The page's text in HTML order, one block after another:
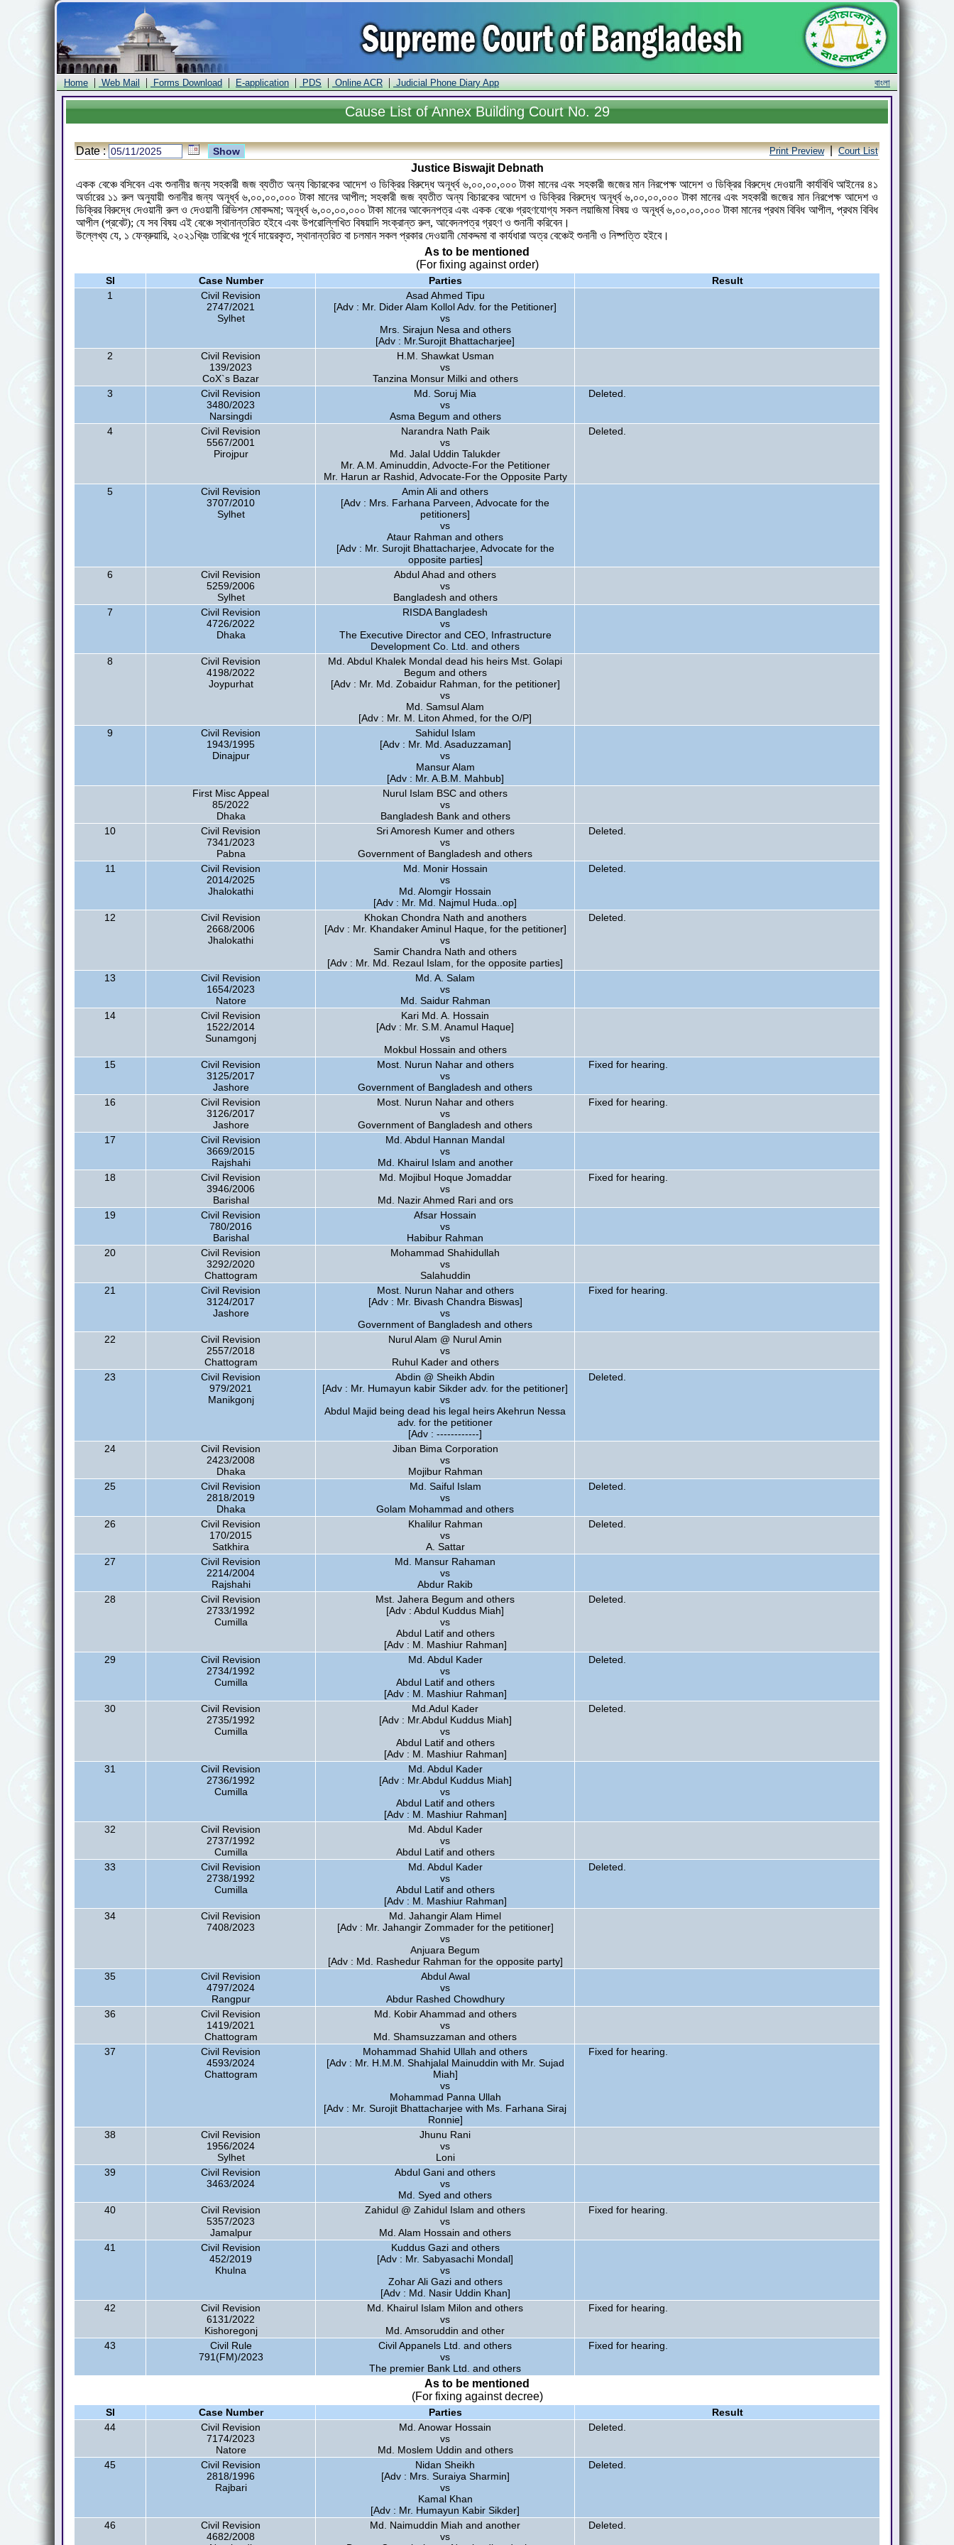
Home | Web Mail | Forms Download | E-application | PDS | Online ACR | Judicial Phone Diary App বাংলা
CauseList of Annex Building Court No. 29
Date : Print Preview|Court List
Justice Biswajit Debnath
একক বেঞ্চে বসিবেন এবং শুনানীর জন্য সহকারী জজ ব্যতীত অন্য বিচারকের আদেশ ও ডিক্রির বিরুদ্ধে অনূর্ধ্ব ৬,০০,০০,০০০ টাকা মানের এবং সহকারী জজের মান নিরপেক্ষ আদেশ ও ডিক্রির বিরুদ্ধে দেওয়ানী কার্যবিধি আইনের ৪১
অর্ডারের ১১ রুল অনুযায়ী শুনানীর জন্য অনূর্ধ্ব ৬,০০,০০,০০০ টাকা মানের আপীল; সহকারী জজ ব্যতীত অন্য বিচারকের আদেশ ও ডিক্রির বিরুদ্ধে অনূর্ধ্ব ৬,০০,০০,০০০ টাকা মানের এবং সহকারী জজের মান নিরপেক্ষ আদেশ ও
ডিক্রির বিরুদ্ধে দেওয়ানী রুল ও দেওয়ানী রিভিশন মোকদ্দমা; অনূর্ধ্ব ৬,০০,০০,০০০ টাকা মানের আবেদনপত্র এবং একক বেঞ্চে গ্রহণযোগ্য সকল লয়াজিমা বিষয় ও অনূর্ধ্ব ৬,০০,০০,০০০ টাকা মানের প্রথম বিবিধ আপীল, প্রথম বিবিধ
আপীল (প্রবেট); যে সব বিষয় এই বেঞ্চে স্থানান্তরিত হইবে এবং উপরোল্লিখিত বিষয়াদি সংক্রান্ত রুল, আবেদনপত্র গ্রহণ ও শুনানী করিবেন।
উল্লেখ্য যে, ১ ফেব্রুয়ারি, ২০২১খ্রিঃ তারিখের পূর্বে দায়েরকৃত, স্থানান্তরিত বা চলমান সকল প্রকার দেওয়ানী মোকদ্দমা বা কার্যধারা অত্র বেঞ্চেই শুনানী ও নিষ্পত্তি হইবে।
As to be mentioned
(For fixing against order)
Sl Case Number Parties
Result
1
Civil Revision
2747/2021
Sylhet
Asad Ahmed Tipu
[Adv : Mr. Dider Alam Kollol Adv. for the Petitioner]
vs
Mrs. Sirajun Nesa and others
[Adv : Mr.Surojit Bhattacharjee]
2
Civil Revision
139/2023
CoX`s Bazar
H.M. Shawkat Usman
vs
Tanzina Monsur Milki and others
3
Civil Revision
3480/2023
Narsingdi
Md. Soruj Mia
vs
Asma Begum and others
Deleted.
4
Civil Revision
5567/2001
Pirojpur
Narandra Nath Paik
vs
Md. Jalal Uddin Talukder
Mr. A.M. Aminuddin, Advocte-For the Petitioner
Mr. Harun ar Rashid, Advocate-For the Opposite Party
Deleted.
5
Civil Revision
3707/2010
Sylhet
Amin Ali and others
[Adv : Mrs. Farhana Parveen, Advocate for the
petitioners]
vs
Ataur Rahman and others
[Adv : Mr. Surojit Bhattacharjee, Advocate for the
opposite parties]
6
Civil Revision
5259/2006
Sylhet
Abdul Ahad and others
vs
Bangladesh and others
7
Civil Revision
4726/2022
Dhaka
RISDA Bangladesh
vs
The Executive Director and CEO, Infrastructure
Development Co. Ltd. and others
8
Civil Revision
4198/2022
Joypurhat
Md. Abdul Khalek Mondal dead his heirs Mst. Golapi
Begum and others
[Adv : Mr. Md. Zobaidur Rahman, for the petitioner]
vs
Md. Samsul Alam
[Adv : Mr. M. Liton Ahmed, for the O/P]
9
Civil Revision
1943/1995
Dinajpur
Sahidul Islam
[Adv : Mr. Md. Asaduzzaman]
vs
Mansur Alam
[Adv : Mr. A.B.M. Mahbub]
First Misc Appeal
85/2022
Dhaka
Nurul Islam BSC and others
vs
Bangladesh Bank and others
10
Civil Revision
7341/2023
Pabna
Sri Amoresh Kumer and others
vs
Government of Bangladesh and others
Deleted.
11
Civil Revision
2014/2025
Jhalokathi
Md. Monir Hossain
vs
Md. Alomgir Hossain
[Adv : Mr. Md. Najmul Huda..op]
Deleted.
12
Civil Revision
2668/2006
Jhalokathi
Khokan Chondra Nath and anothers
[Adv : Mr. Khandaker Aminul Haque, for the petitioner]
vs
Samir Chandra Nath and others
[Adv : Mr. Md. Rezaul Islam, for the opposite parties]
Deleted.
13
Civil Revision
1654/2023
Natore
Md. A. Salam
vs
Md. Saidur Rahman
14
Civil Revision
1522/2014
Sunamgonj
Kari Md. A. Hossain
[Adv : Mr. S.M. Anamul Haque]
vs
Mokbul Hossain and others
15
Civil Revision
3125/2017
Jashore
Most. Nurun Nahar and others
vs
Government of Bangladesh and others
Fixed for hearing.
16
Civil Revision
3126/2017
Jashore
Most. Nurun Nahar and others
vs
Government of Bangladesh and others
Fixed for hearing.
17
Civil Revision
3669/2015
Rajshahi
Md. Abdul Hannan Mandal
vs
Md. Khairul Islam and another
18
Civil Revision
3946/2006
Barishal
Md. Mojibul Hoque Jomaddar
vs
Md. Nazir Ahmed Rari and ors
Fixed for hearing.
19
Civil Revision
780/2016
Barishal
Afsar Hossain
vs
Habibur Rahman
20
Civil Revision
3292/2020
Chattogram
Mohammad Shahidullah
vs
Salahuddin
21
Civil Revision
3124/2017
Jashore
Most. Nurun Nahar and others
[Adv : Mr. Bivash Chandra Biswas]
vs
Government of Bangladesh and others
Fixed for hearing.
22
Civil Revision
2557/2018
Chattogram
Nurul Alam @ Nurul Amin
vs
Ruhul Kader and others
23
Civil Revision
979/2021
Manikgonj
Abdin @ Sheikh Abdin
[Adv : Mr. Humayun kabir Sikder adv. for the petitioner]
vs
Abdul Majid being dead his legal heirs Akehrun Nessa
adv. for the petitioner
[Adv : ------------]
Deleted.
24
Civil Revision
2423/2008
Dhaka
Jiban Bima Corporation
vs
Mojibur Rahman
25
Civil Revision
2818/2019
Dhaka
Md. Saiful Islam
vs
Golam Mohammad and others
Deleted.
26
Civil Revision
170/2015
Satkhira
Khalilur Rahman
vs
A. Sattar
Deleted.
27
Civil Revision
2214/2004
Rajshahi
Md. Mansur Rahaman
vs
Abdur Rakib
28
Civil Revision
2733/1992
Cumilla
Mst. Jahera Begum and others
[Adv : Abdul Kuddus Miah]
vs
Abdul Latif and others
[Adv : M. Mashiur Rahman]
Deleted.
29
Civil Revision
2734/1992
Cumilla
Md. Abdul Kader
vs
Abdul Latif and others
[Adv : M. Mashiur Rahman]
Deleted.
30
Civil Revision
2735/1992
Cumilla
Md.Adul Kader
[Adv : Mr.Abdul Kuddus Miah]
vs
Abdul Latif and others
[Adv : M. Mashiur Rahman]
Deleted.
31
Civil Revision
2736/1992
Cumilla
Md. Abdul Kader
[Adv : Mr.Abdul Kuddus Miah]
vs
Abdul Latif and others
[Adv : M. Mashiur Rahman]
32
Civil Revision
2737/1992
Cumilla
Md. Abdul Kader
vs
Abdul Latif and others
33
Civil Revision
2738/1992
Cumilla
Md. Abdul Kader
vs
Abdul Latif and others
[Adv : M. Mashiur Rahman]
Deleted.
34
Civil Revision
7408/2023
Md. Jahangir Alam Himel
[Adv : Mr. Jahangir Zommader for the petitioner]
vs
Anjuara Begum
[Adv : Md. Rashedur Rahman for the opposite party]
35
Civil Revision
4797/2024
Rangpur
Abdul Awal
vs
Abdur Rashed Chowdhury
36
Civil Revision
1419/2021
Chattogram
Md. Kobir Ahammad and others
vs
Md. Shamsuzzaman and others
37
Civil Revision
4593/2024
Chattogram
Mohammad Shahid Ullah and others
[Adv : Mr. H.M.M. Shahjalal Mainuddin with Mr. Sujad
Miah]
vs
Mohammad Panna Ullah
[Adv : Mr. Surojit Bhattacharjee with Ms. Farhana Siraj
Ronnie]
Fixed for hearing.
38
Civil Revision
1956/2024
Sylhet
Jhunu Rani
vs
Loni
39
Civil Revision
3463/2024
Abdul Gani and others
vs
Md. Syed and others
40
Civil Revision
5357/2023
Jamalpur
Zahidul @ Zahidul Islam and others
vs
Md. Alam Hossain and others
Fixed for hearing.
41
Civil Revision
452/2019
Khulna
Kuddus Gazi and others
[Adv : Mr. Sabyasachi Mondal]
vs
Zohar Ali Gazi and others
[Adv : Md. Nasir Uddin Khan]
42
Civil Revision
6131/2022
Kishoregonj
Md. Khairul Islam Milon and others
vs
Md. Amsoruddin and other
Fixed for hearing.
43
Civil Rule
791(FM)/2023
Civil Appanels Ltd. and others
vs
The premier Bank Ltd. and others
Fixed for hearing.
As to be mentioned
(For fixing against decree)
Sl Case Number Parties
Result
44
Civil Revision
7174/2023
Natore
Md. Anowar Hossain
vs
Md. Moslem Uddin and others
Deleted.
45
Civil Revision
2818/1996
Rajbari
Nidan Sheikh
[Adv : Mrs. Suraiya Sharmin]
vs
Kamal Khan
[Adv : Mr. Humayun Kabir Sikder]
Deleted.
46
Civil Revision
4682/2008
Md. Naimuddin Miah and another
vs
Deleted.